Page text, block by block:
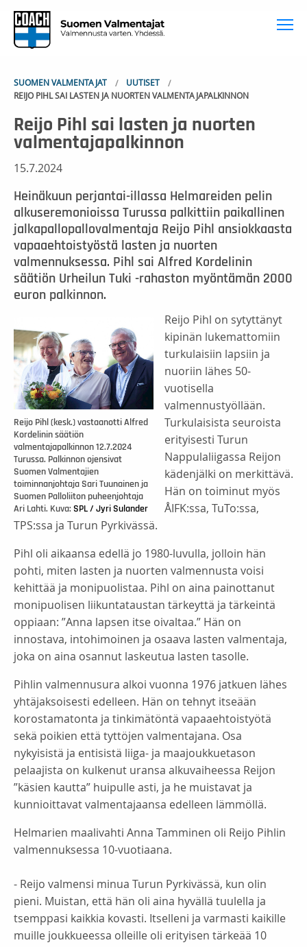
SUOMEN VALMENTAJAT
UUTISET
REIJO PIHL SAI LASTEN JA NUORTEN VALMENTAJAPALKINNON
Reijo Pihl sai lasten ja nuorten
valmentajapalkinnon
15.7.2024
Heinäkuun perjantai-illassa Helmareiden pelin
alkuseremonioissa Turussa palkittiin paikallinen
jalkapallopallovalmentaja Reijo Pihl ansiokkaasta
vapaaehtoistyöstä lasten ja nuorten
valmennuksessa. Pihl sai Alfred Kordelinin
säätiön Urheilun Tuki -rahaston myöntämän 2000
euron palkinnon.
Reijo Pihl (kesk.) vastaanotti Alfred
Kordelinin säätiön
valmentajapalkinnon 12.7.2024
Turussa. Palkinnon ojensivat
Suomen Valmentajien
toiminnanjohtaja Sari Tuunainen ja
Suomen Palloliiton puheenjohtaja
Ari Lahti. Kuva: SPL / Jyri Sulander
Reijo Pihl on sytyttänyt
kipinän lukemattomiin
turkulaisiin lapsiin ja
nuoriin lähes 50-
vuotisella
valmennustyöllään.
Turkulaisista seuroista
erityisesti Turun
Nappulaliigassa Reijon
kädenjälki on merkittävä.
Hän on toiminut myös
ÅIFK:ssa, TuTo:ssa,
TPS:ssa ja Turun Pyrkivässä.
Pihl oli aikaansa edellä jo 1980-luvulla, jolloin hän
pohti, miten lasten ja nuorten valmennusta voisi
kehittää ja monipuolistaa. Pihl on aina painottanut
monipuolisen liikuntataustan tärkeyttä ja tärkeintä
oppiaan: ”Anna lapsen itse oivaltaa.” Hän on
innostava, intohimoinen ja osaava lasten valmentaja,
joka on aina osannut laskeutua lasten tasolle.
Pihlin valmennusura alkoi vuonna 1976 jatkuen lähes
yhtäjaksoisesti edelleen. Hän on tehnyt itseään
korostamatonta ja tinkimätöntä vapaaehtoistyötä
sekä poikien että tyttöjen valmentajana. Osa
nykyisistä ja entisistä liiga- ja maajoukkuetason
pelaajista on kulkenut uransa alkuvaiheessa Reijon
”käsien kautta” huipulle asti, ja he muistavat ja
kunnioittavat valmentajaansa edelleen lämmöllä.
Helmarien maalivahti Anna Tamminen oli Reijo Pihlin
valmennuksessa 10-vuotiaana.
- Reijo valmensi minua Turun Pyrkivässä, kun olin
pieni. Muistan, että hän oli aina hyvällä tuulella ja
tsemppasi kaikkia kovasti. Itselleni ja varmasti kaikille
muille joukkueessa olleille oli erityisen tärkeää 10